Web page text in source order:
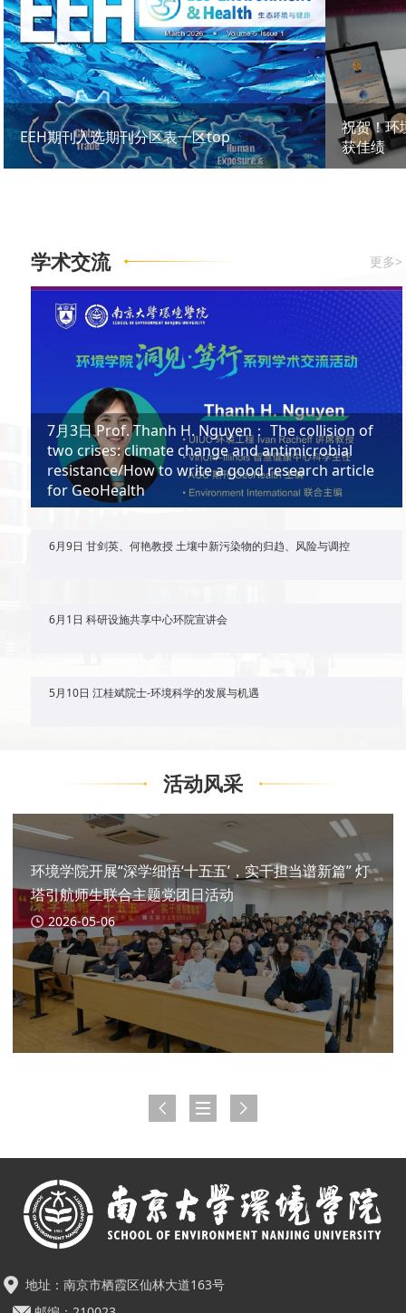
EEH期刊入选期刊分区表一区top
祝贺！环
获佳绩
学术交流 更多>
7月3日 Prof. Thanh H. Nguyen： The collision of
two crises: climate change and antimicrobial
resistance/How to write a good research article
for GeoHealth
6月9日 甘剑英、何艳教授 土壤中新污染物的归趋、风险与调控
6月1日 科研设施共享中心环院宣讲会
5月10日 江桂斌院士-环境科学的发展与机遇
活动风采
环境学院开展“深学细悟‘十五五’，实干担当谱新篇” 灯
塔引航师生联合主题党团日活动
2026-05-06
地址：南京市栖霞区仙林大道163号